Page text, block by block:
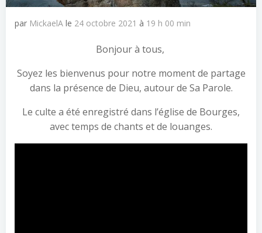
par MickaelA le 24 octobre 2021 à 19 h 00 min
Bonjour à tous,
Soyez les bienvenus pour notre moment de partage
dans la présence de Dieu, autour de Sa Parole.
Le culte a été enregistré dans l’église de Bourges,
avec temps de chants et de louanges.